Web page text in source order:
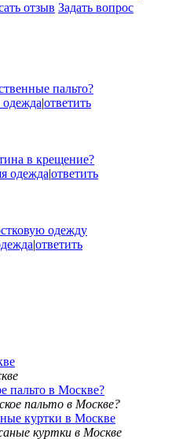
отзыв Задать вопрос
пальто?
|ответить
в крещение?
одежда|ответить
одежду
|ответить
пальто в Москве?
куртки в Москве